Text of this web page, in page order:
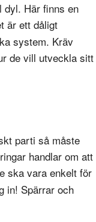
dyl. Här finns en
är ett dåligt
system. Kräv
de vill utveckla sitt
parti så måste
handlar om att
ska vara enkelt för
in! Spärrar och